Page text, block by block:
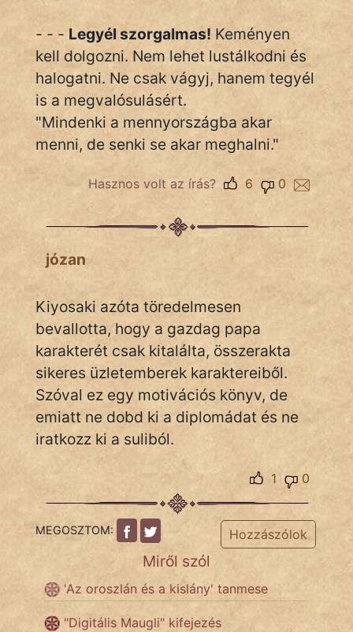
- - - Legyél szorgalmas! Keményen
kell dolgozni. Nem lehet lustálkodni és
halogatni. Ne csak vágyj, hanem tegyél
is a megvalósulásért.
"Mindenki a mennyországba akar
menni, de senki se akar meghalni."
Hasznos volt az írás? 0
6
józan
Kiyosaki azóta töredelmesen
bevallotta, hogy a gazdag papa
karakterét csak kitalálta, összerakta
sikeres üzletemberek karaktereiből.
Szóval ez egy motivációs könyv, de
emiatt ne dobd ki a diplomádat és ne
iratkozz ki a suliból.
0
1
MEGOSZTOM: Hozzászólok
Miről szól
'Az oroszlán és a kislány' tanmese
"Digitális Maugli" kifejezés